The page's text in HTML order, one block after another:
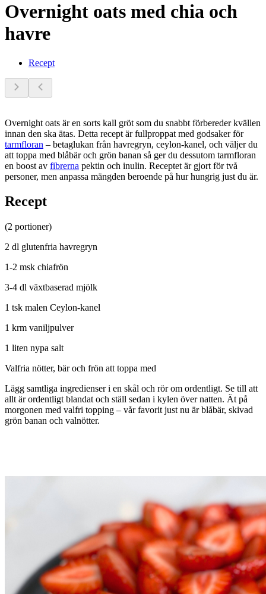
Overnight oats med chia och
havre
Recept
Overnight oats är en sorts kall gröt som du snabbt förbereder kvällen
innan den ska ätas. Detta recept är fullproppat med godsaker för
tarmfloran – betaglukan från havregryn, ceylon-kanel, och väljer du
att toppa med blåbär och grön banan så ger du dessutom tarmfloran
en boost av fibrerna pektin och inulin. Receptet är gjort för två
personer, men anpassa mängden beroende på hur hungrig just du är.
Recept
(2 portioner)
2 dl glutenfria havregryn
1-2 msk chiafrön
3-4 dl växtbaserad mjölk
1 tsk malen Ceylon-kanel
1 krm vaniljpulver
1 liten nypa salt
Valfria nötter, bär och frön att toppa med
Lägg samtliga ingredienser i en skål och rör om ordentligt. Se till att
allt är ordentligt blandat och ställ sedan i kylen över natten. Ät på
morgonen med valfri topping – vår favorit just nu är blåbär, skivad
grön banan och valnötter.